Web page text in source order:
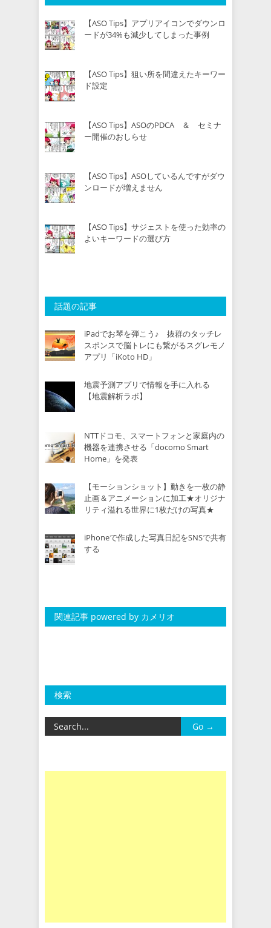
【ASO Tips】アプリアイコンでダウンロ
ードが34%も減少してしまった事例
【ASO Tips】狙い所を間違えたキーワー
ド設定
【ASO Tips】ASOのPDCA ＆ セミナ
ー開催のおしらせ
【ASO Tips】ASOしているんですがダウ
ンロードが増えません
【ASO Tips】サジェストを使った効率の
よいキーワードの選び方
話題の記事
iPadでお琴を弾こう♪ 抜群のタッチレ
スポンスで脳トレにも繋がるスグレモノ
アプリ「iKoto HD」
地震予測アプリで情報を手に入れる
【地震解析ラボ】
NTTドコモ、スマートフォンと家庭内の
機器を連携させる「docomo Smart
Home」を発表
【モーションショット】動きを一枚の静
止画＆アニメーションに加工★オリジナ
リティ溢れる世界に1枚だけの写真★
iPhoneで作成した写真日記をSNSで共有
する
関連記事 powered by カメリオ
検索